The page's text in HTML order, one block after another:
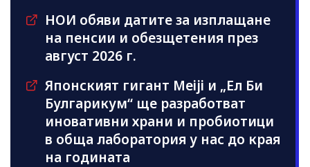
НОИ обяви датите за изплащане
на пенсии и обезщетения през
август 2026 г.
Японският гигант Meiji и „Ел Би
Булгарикум“ ще разработват
иновативни храни и пробиотици
в обща лаборатория у нас до края
на годината